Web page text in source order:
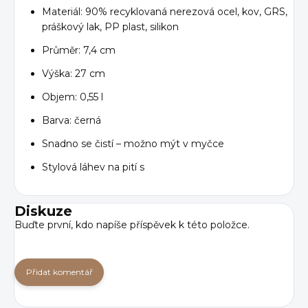
Materiál: 90% recyklovaná nerezová ocel, kov, GRS,
práškový lak, PP plast, silikon
Průměr: 7,4 cm
Výška: 27 cm
Objem: 0,55 l
Barva: černá
Snadno se čistí – možno mýt v myčce
Stylová láhev na pití s
Diskuze
Buďte první, kdo napíše příspěvek k této položce.
Přidat komentář